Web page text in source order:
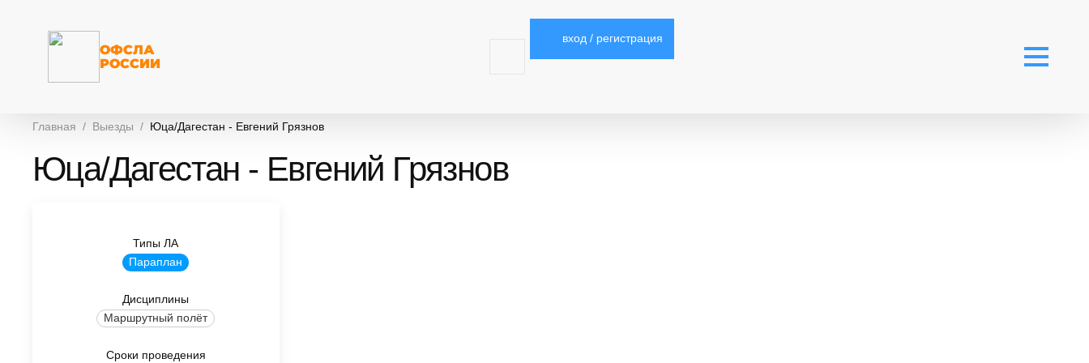
ОФСЛА
РОССИИ
вход / регистрация
Главная Выезды Юца/Дагестан - Евгений Грязнов
Юца/Дагестан - Евгений Грязнов
Типы ЛА
Параплан
Дисциплины
Маршрутный полёт
Сроки проведения